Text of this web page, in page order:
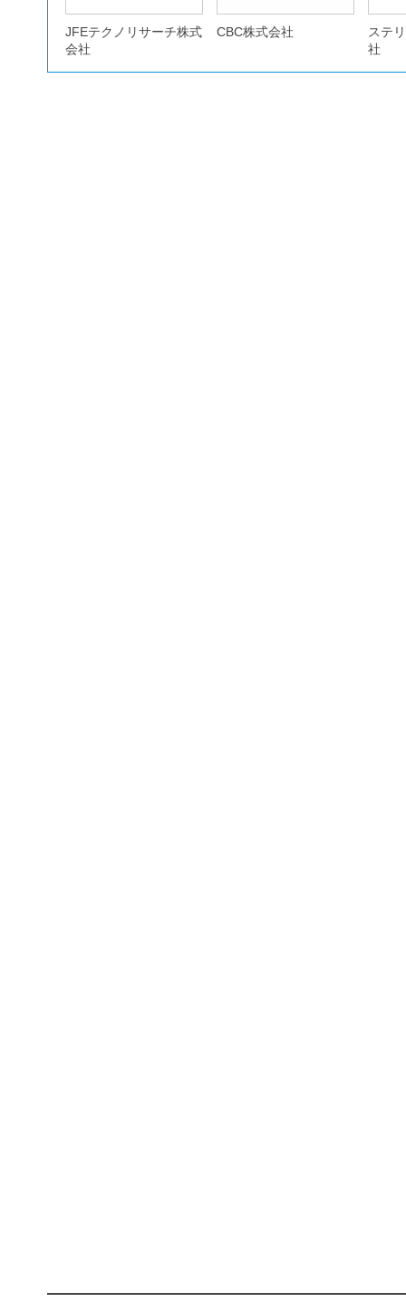
JFEテクノリサーチ株式
会社
CBC株式会社
ステ
社